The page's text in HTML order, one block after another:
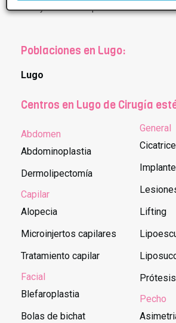
ofertas y descuentos que ofrecen.
Poblaciones en Lugo:
Lugo
Centros en Lugo de Cirugía
Abdomen
Abdominoplastia
Dermolipectomía
Capilar
Alopecia
Microinjertos capilares
Tratamiento capilar
Facial
Blefaroplastia
Bolas de bichat
General
Lifting
Prótesis
Pecho